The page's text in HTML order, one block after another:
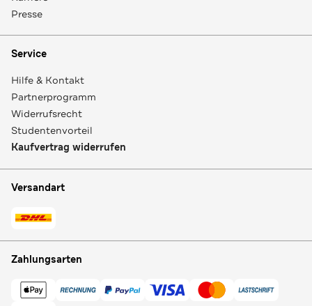
Presse
Service
Hilfe & Kontakt
Partnerprogramm
Widerrufsrecht
Studentenvorteil
Kaufvertrag widerrufen
Versandart
Zahlungsarten